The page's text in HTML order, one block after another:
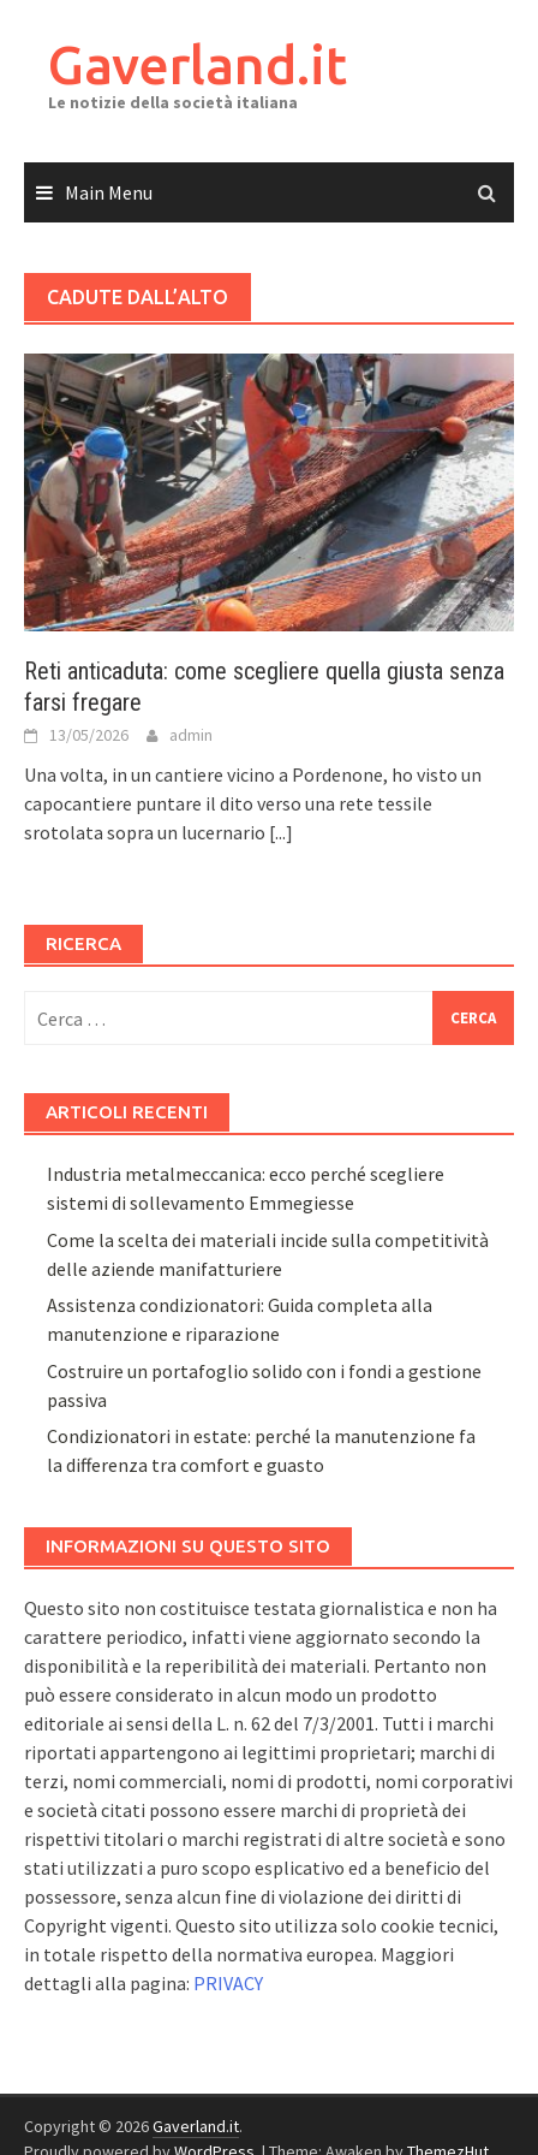
contentGaverland.it
Le notizie della società italiana
Main Menu
CADUTE DALL’ALTO
Reti anticaduta: come scegliere quella giusta senza
farsi fregare
13/05/2026 admin
Una volta, in un cantiere vicino a Pordenone, ho visto un
capocantiere puntare il dito verso una rete tessile
srotolata sopra un lucernario [...]
RICERCA
per:
ARTICOLI RECENTI
Industria metalmeccanica: ecco perché scegliere
sistemi di sollevamento Emmegiesse
Come la scelta dei materiali incide sulla competitività
delle aziende manifatturiere
Assistenza condizionatori: Guida completa alla
manutenzione e riparazione
Costruire un portafoglio solido con i fondi a gestione
passiva
Condizionatori in estate: perché la manutenzione fa
la differenza tra comfort e guasto
INFORMAZIONI SU QUESTO SITO
Questo sito non costituisce testata giornalistica e non ha
carattere periodico, infatti viene aggiornato secondo la
disponibilità e la reperibilità dei materiali. Pertanto non
può essere considerato in alcun modo un prodotto
editoriale ai sensi della L. n. 62 del 7/3/2001. Tutti i marchi
riportati appartengono ai legittimi proprietari; marchi di
terzi, nomi commerciali, nomi di prodotti, nomi corporativi
e società citati possono essere marchi di proprietà dei
rispettivi titolari o marchi registrati di altre società e sono
stati utilizzati a puro scopo esplicativo ed a beneficio del
possessore, senza alcun fine di violazione dei diritti di
Copyright vigenti. Questo sito utilizza solo cookie tecnici,
in totale rispetto della normativa europea. Maggiori
dettagli alla pagina: PRIVACY
Copyright © 2026Gaverland.it.